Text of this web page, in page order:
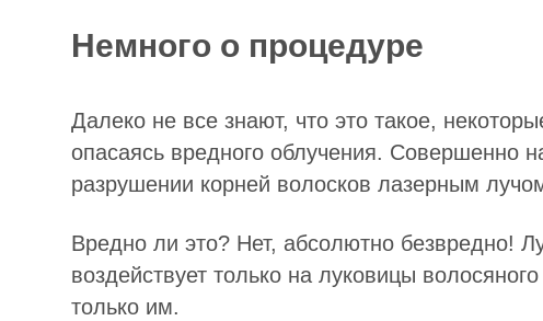
Немного о процедуре
Далеко не все знают, что это такое,
опасаясь вредного облучения. Совершенно
разрушении корней волосков лазерным
Вредно ли это? Нет, абсолютно безвредно!
воздействует только на луковицы
только им.